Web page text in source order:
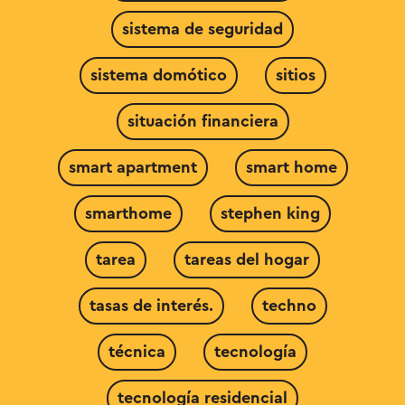
sistema de seguridad
sistema domótico sitios
situación financiera
smart apartment smart home
smarthome stephen king
tarea tareas del hogar
tasas de interés. techno
técnica tecnología
tecnología residencial